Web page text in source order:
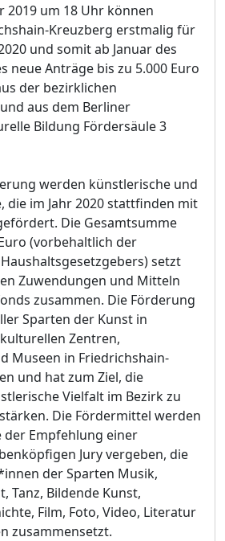
2019 um 18 Uhr können
Kreuzberg erstmalig für
und somit ab Januar des
neue Anträge bis zu 5.000 Euro
der bezirklichen
aus dem Berliner
Bildung Fördersäule 3
werden künstlerische und
die im Jahr 2020 stattfinden mit
Die Gesamtsumme
(vorbehaltlich der
setzt
Zuwendungen und Mitteln
zusammen. Die Förderung
Sparten der Kunst in
Zentren,
Museen in Friedrichshain-
und hat zum Ziel, die
Vielfalt im Bezirk zu
Die Fördermittel werden
Empfehlung einer
Jury vergeben, die
der Sparten Musik,
Tanz, Bildende Kunst,
Film, Foto, Video, Literatur
zusammensetzt.